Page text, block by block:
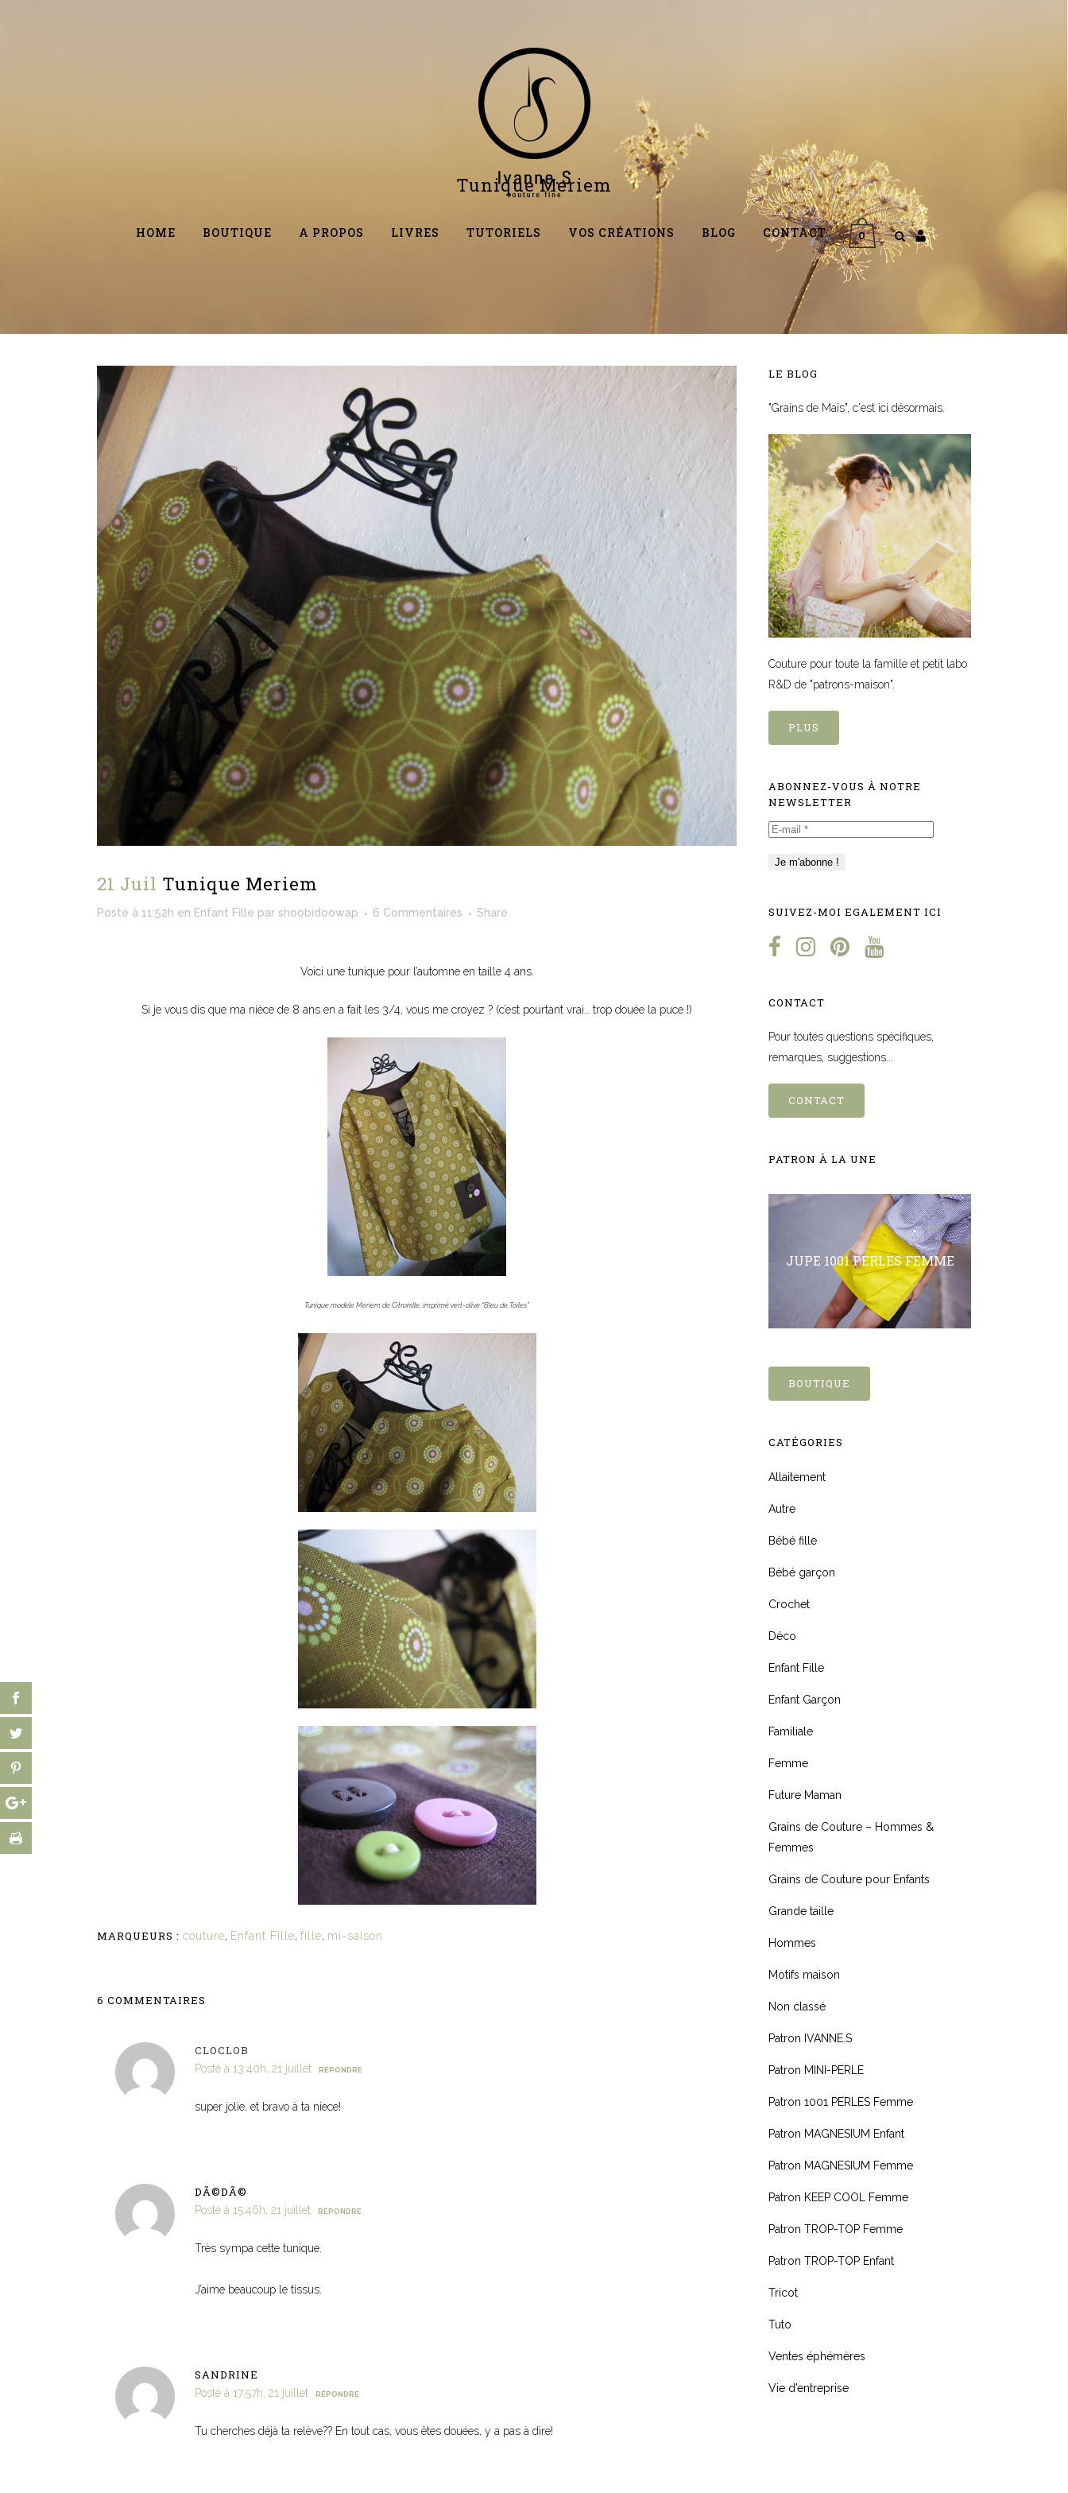
HOME BOUTIQUE A PROPOS LIVRES TUTORIELS VOS CRÉATIONS BLOG CONTACT 0
Tunique Meriem
21 Juil Tunique Meriem
Posté à 11:52h en Enfant Fille par shoobidoowap 6 Commentaires Share
Voici une tunique pour l’automne en taille 4 ans.
Si je vous dis que ma nièce de 8 ans en a fait les 3/4, vous me croyez ? (c’est pourtant vrai… trop douée la puce !)
Tunique modèle Meriem de Citronille, imprimé vert-olive “Bleu de Toiles”
MARQUEURS : couture, Enfant Fille, fille, mi-saison
6 COMMENTAIRES
CLOCLOB
Posté à 13:40h, 21 juillet RÉPONDRE
super jolie, et bravo à ta niece!
DÃ©DÃ©
Posté à 15:46h, 21 juillet RÉPONDRE
Très sympa cette tunique.
J’aime beaucoup le tissus.
SANDRINE
Posté à 17:57h, 21 juillet RÉPONDRE
Tu cherches déjà ta relève?? En tout cas, vous êtes douées, y a pas à dire!
LE BLOG
"Grains de Maïs", c'est ici désormais.
Couture pour toute la famille et petit labo
R&D de "patrons-maison".
PLUS
ABONNEZ-VOUS À NOTRE
NEWSLETTER
E-
SUIVEZ-MOI EGALEMENT ICI
CONTACT
Pour toutes questions spécifiques,
remarques, suggestions...
CONTACT
PATRON À LA UNE
JUPE 1001 PERLES FEMME
BOUTIQUE
CATÉGORIES
Allaitement
Autre
Bébé fille
Bébé garçon
Crochet
Déco
Enfant Fille
Enfant Garçon
Familiale
Femme
Future Maman
Grains de Couture – Hommes &
Femmes
Grains de Couture pour Enfants
Grande taille
Hommes
Motifs maison
Non classé
Patron IVANNE.S
Patron MINI-PERLE
Patron 1001 PERLES Femme
Patron MAGNESIUM Enfant
Patron MAGNESIUM Femme
Patron KEEP COOL Femme
Patron TROP-TOP Femme
Patron TROP-TOP Enfant
Tricot
Tuto
Ventes éphémères
Vie d’entreprise